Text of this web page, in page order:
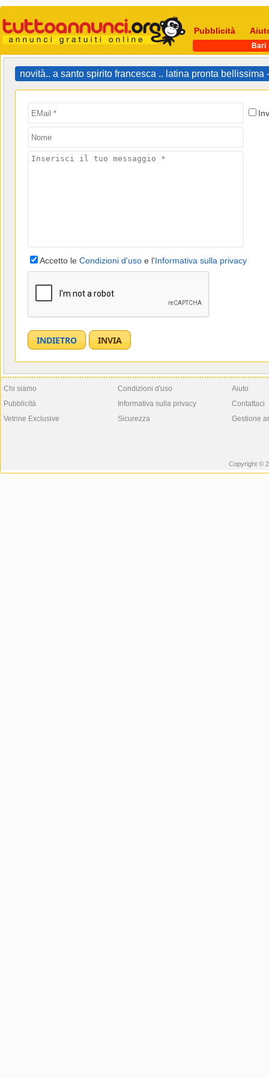
Pubblicità
Bari
novità.. a santo spirito francesca .. latina pronta
Accetto le Condizioni d'uso e l'Informativa sulla privacy
Chi siamo
Pubblicità
Vetrine Exclusive
Condizioni d'uso
Informativa sulla privacy
Sicurezza
Aiuto
Contattaci
Gestione
Copyright ©